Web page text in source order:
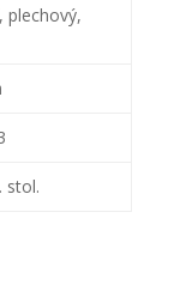
plechový,
stol.